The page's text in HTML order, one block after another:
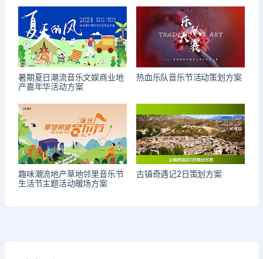
暑期夏日潮流音乐文娱商业地
产嘉年华活动方案
热血乐队音乐节活动策划方案
趣味潮流地产草地邻里音乐节
生活节主题活动暖场方案
古镇奇遇记2日策划方案